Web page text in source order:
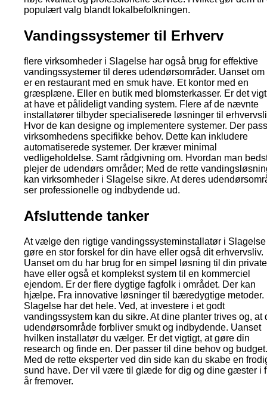
populært valg blandt lokalbefolkningen.
Vandingssystemer til Erhverv
flere virksomheder i Slagelse har også brug for effektive
vandingssystemer til deres udendørsområder. Uanset om
er en restaurant med en smuk have. Et kontor med en
græsplæne. Eller en butik med blomsterkasser. Er det
at have et pålideligt vanding system. Flere af de nævnte
installatører tilbyder specialiserede løsninger til
Hvor de kan designe og implementere systemer. Der
virksomhedens specifikke behov. Dette kan inkludere
automatiserede systemer. Der kræver minimal
vedligeholdelse. Samt rådgivning om. Hvordan man
plejer de udendørs områder; Med de rette
kan virksomheder i Slagelse sikre. At deres
ser professionelle og indbydende ud.
Afsluttende tanker
At vælge den rigtige vandingssysteminstallatør i
gøre en stor forskel for din have eller også dit erhvervsliv.
Uanset om du har brug for en simpel løsning til din private
have eller også et komplekst system til en kommerciel
ejendom. Er der flere dygtige fagfolk i området. Der kan
hjælpe. Fra innovative løsninger til bæredygtige metoder.
Slagelse har det hele. Ved, at investere i et godt
vandingssystem kan du sikre. At dine planter trives og, at
udendørsområde forbliver smukt og indbydende. Uanset
hvilken installatør du vælger. Er det vigtigt, at gøre din
research og finde en. Der passer til dine behov og budget.
Med de rette eksperter ved din side kan du skabe en
sund have. Der vil være til glæde for dig og dine gæster i
år fremover.